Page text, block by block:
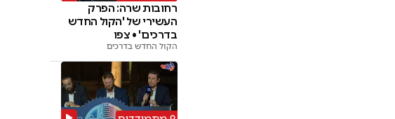
רחובות שרה: הפרק
העשירי של 'הקול החדש
בדרכים' • צפו
הקול החדש בדרכים